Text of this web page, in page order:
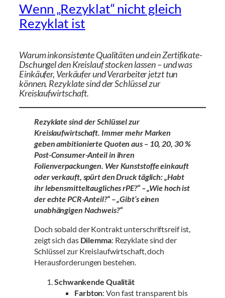
Wenn „Rezyklat“ nicht gleich
Rezyklat ist
Warum inkonsistente Qualitäten und ein Zertifikate-
Dschungel den Kreislauf stocken lassen – und was
Einkäufer, Verkäufer und Verarbeiter jetzt tun
können. Rezyklate sind der Schlüssel zur
Kreislaufwirtschaft.
Rezyklate sind der Schlüssel zur
Kreislaufwirtschaft. Immer mehr Marken
geben ambitionierte Quoten aus – 10, 20, 30 %
Post-Consumer-Anteil in ihren
Folienverpackungen. Wer Kunststoffe einkauft
oder verkauft, spürt den Druck täglich: „Habt
ihr lebensmitteltaugliches rPE?“ – „Wie hoch ist
der echte PCR-Anteil?“ – „Gibt’s einen
unabhängigen Nachweis?“
Doch sobald der Kontrakt unterschriftsreif ist,
zeigt sich das Dilemma: Rezyklate sind der
Schlüssel zur Kreislaufwirtschaft, doch
Herausforderungen bestehen.
Schwankende Qualität
Farbton: Von fast transparent bis